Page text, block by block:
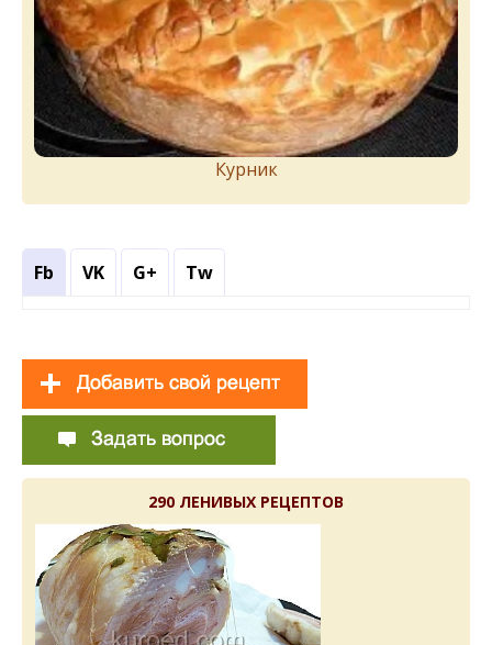
Курник
Fb VK G+ Tw
290 ЛЕНИВЫХ РЕЦЕПТОВ